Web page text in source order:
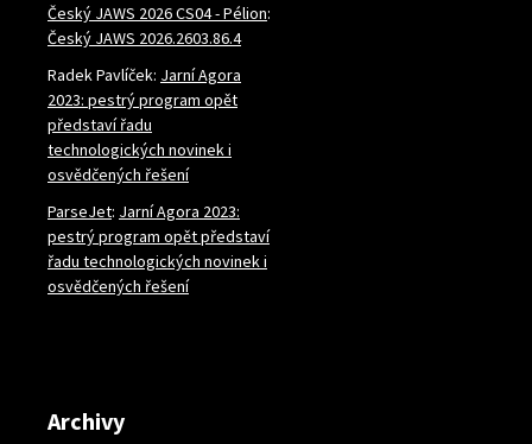
Český JAWS 2026 CS04 - Pélion:
Český JAWS 2026.2603.86.4
Radek Pavlíček: Jarní Agora
2023: pestrý program opět
představí řadu
technologických novinek i
osvědčených řešení
ParseJet: Jarní Agora 2023:
pestrý program opět představí
řadu technologických novinek i
osvědčených řešení
Archivy